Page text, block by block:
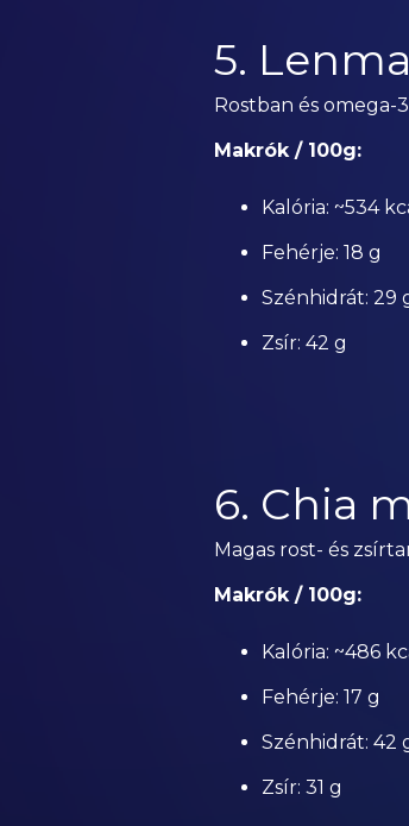
5.
Rostban és omega-
Makrók / 100g:
Kalória: ~534
Fehérje: 18 g
Szénhidrát: 29
Zsír: 42 g
6. Chia
Magas rost- és
Makrók / 100g:
Kalória: ~486
Fehérje: 17 g
Szénhidrát: 42
Zsír: 31 g